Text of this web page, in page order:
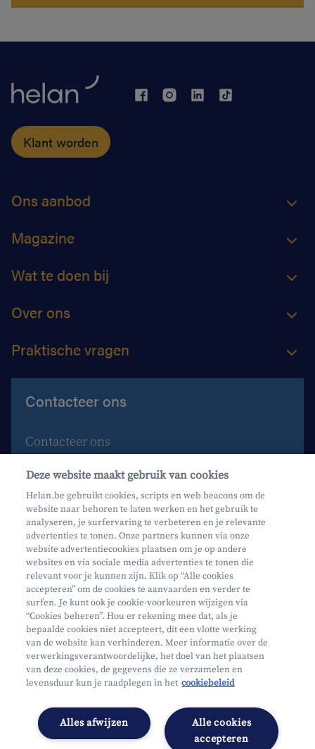
Klant worden
Ons aanbod
Magazine
Wat te doen bij
Over ons
Praktische vragen
Contacteer ons
Contacteer ons
Maak een afspraak
Waar vind je ons?
Phishing
Mifid
Privacy
Juridische info
Onderworpen aan de controle van CDZ
Toegankelijkheidsverklaring
Cookies beheren
Deze website maakt gebruik van cookies
Helan.be gebruikt cookies, scripts en web beacons om de
website naar behoren te laten werken en het gebruik te
analyseren, je surfervaring te verbeteren en je relevante
advertenties te tonen. Onze partners kunnen via onze
website advertentiecookies plaatsen om je op andere
websites en via sociale media advertenties te tonen die
relevant voor je kunnen zijn. Klik op “Alle cookies
accepteren” om de cookies te aanvaarden en verder te
surfen. Je kunt ook je cookie-voorkeuren wijzigen via
“Cookies beheren”. Hou er rekening mee dat, als je
bepaalde cookies niet accepteert, dit een vlotte werking
van de website kan verhinderen. Meer informatie over de
verwerkingsverantwoordelijke, het doel van het plaatsen
van deze cookies, de gegevens die ze verzamelen en
levensduur kun je raadplegen in het cookiebeleid
Alle cookies
accepteren
Alles afwijzen